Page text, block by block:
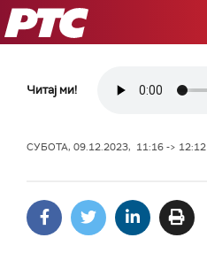
РТС
Читај ми!
СУБОТА, 09.12.2023, 11:16 -> 12:12